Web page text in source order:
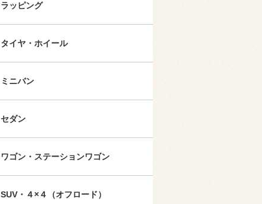
ラッピング
タイヤ・ホイール
ミニバン
セダン
ワゴン・ステーションワゴン
SUV・４×４（オフロード）